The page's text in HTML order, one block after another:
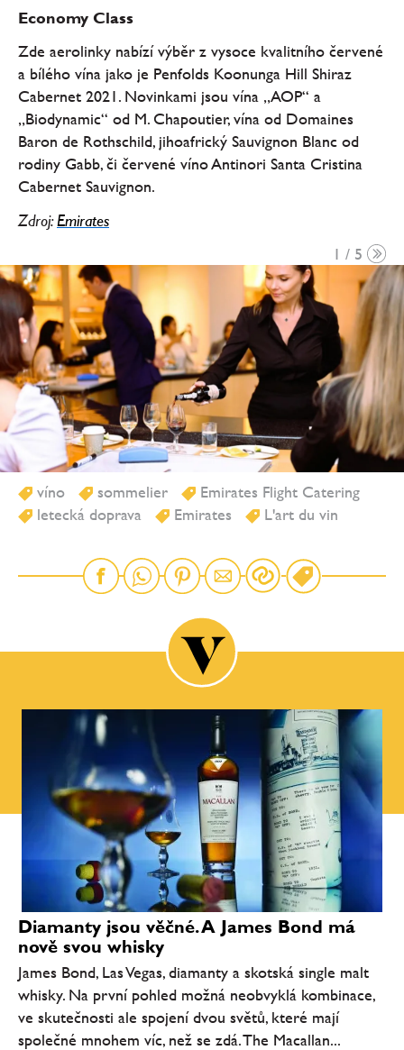
Economy Class
Zde aerolinky nabízí výběr z vysoce kvalitního červené
a bílého vína jako je Penfolds Koonunga Hill Shiraz
Cabernet 2021. Novinkami jsou vína „AOP“ a
„Biodynamic“ od M. Chapoutier, vína od Domaines
Baron de Rothschild, jihoafrický Sauvignon Blanc od
rodiny Gabb, či červené víno Antinori Santa Cristina
Cabernet Sauvignon.
Zdroj:Emirates
1 / 5
víno sommelier
Emirates Flight Catering
letecká doprava
Emirates L'art du vin
Diamanty jsou věčné. A James Bond má
nově svou whisky
James Bond, Las Vegas, diamanty a skotská single malt
whisky. Na první pohled možná neobvyklá kombinace,
ve skutečnosti ale spojení dvou světů, které mají
společné mnohem víc, než se zdá. The Macallan...